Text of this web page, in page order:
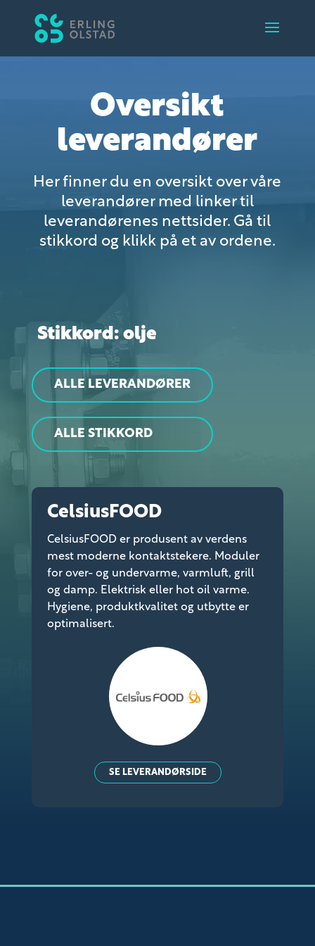
Oversikt
leverandører
Her finner du en oversikt over våre
leverandører med linker til
leverandørenes nettsider. Gå til
stikkord og klikk på et av ordene.
Stikkord: olje
ALLE LEVERANDØRER
ALLE STIKKORD
CelsiusFOOD
CelsiusFOOD er produsent av verdens
mest moderne kontaktstekere. Moduler
for over- og undervarme, varmluft, grill
og damp. Elektrisk eller hot oil varme.
Hygiene, produktkvalitet og utbytte er
optimalisert.
SE LEVERANDØRSIDE